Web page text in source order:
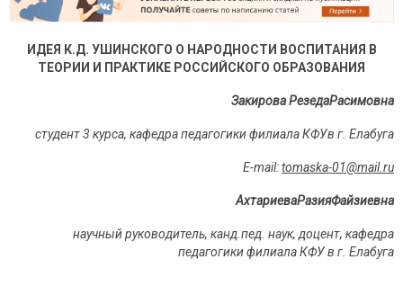
ИДЕЯ К.Д. УШИНСКОГО О НАРОДНОСТИ ВОСПИТАНИЯ В
ТЕОРИИ И ПРАКТИКЕ РОССИЙСКОГО ОБРАЗОВАНИЯ
Закирова РезедаРасимовна
студент 3 курса, кафедра педагогики филиала КФУв г. Елабуга
E-mail:tomaska-01@mail.ru
АхтариеваРазияФайзиевна
научный руководитель, канд.пед. наук, доцент, кафедра
педагогики филиала КФУ в г. Елабуга